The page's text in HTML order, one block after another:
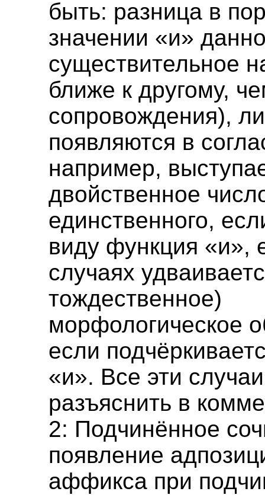
быть: разница в
значении «и»
существительное
ближе к другому,
сопровождения),
появляются в
например,
двойственное
единственного,
виду функция «и»,
случаях
тождественное)
морфологическое
если
«и». Все эти
разъяснить в
2: Подчинённое
появление
аффикса при